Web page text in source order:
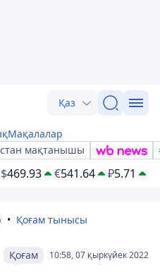
Қаз
Мақалалар
мақтанышы
$469.93 €541.64 ₽5.71
Қоғам тынысы
10:58, 07 қыркүйек 2022
Қоғам